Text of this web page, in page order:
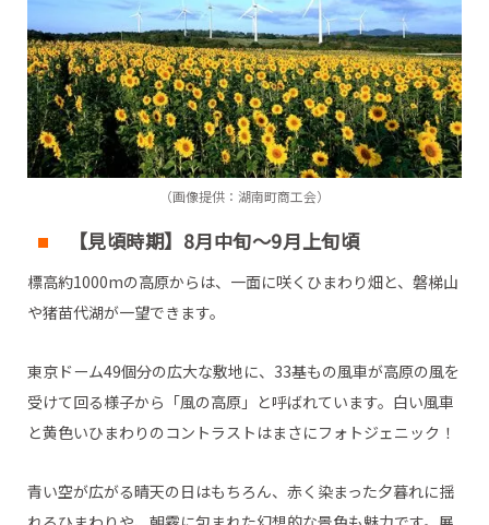
（画像提供：湖南町商工会）
【見頃時期】8月中旬～9月上旬頃
標高約1000mの高原からは、一面に咲くひまわり畑と、磐梯山
や猪苗代湖が一望できます。
東京ドーム49個分の広大な敷地に、33基もの風車が高原の風を
受けて回る様子から「風の高原」と呼ばれています。白い風車
と黄色いひまわりのコントラストはまさにフォトジェニック！
青い空が広がる晴天の日はもちろん、赤く染まった夕暮れに揺